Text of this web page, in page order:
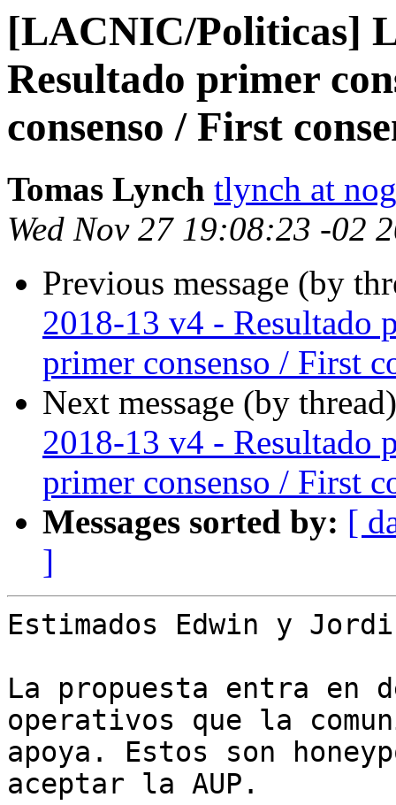
[LACNIC/Politicas]
Resultado primer
consenso / First
Tomas Lynch tlynch at
Wed Nov 27 19:08:23 -02
Previous message (by
2018-13 v4 - Resultado
primer consenso / First
Next message (by
2018-13 v4 - Resultado
primer consenso / First
Messages sorted by: [
]
Estimados Edwin y
La propuesta entra en
operativos que la
apoya. Estos son
aceptar la AUP.